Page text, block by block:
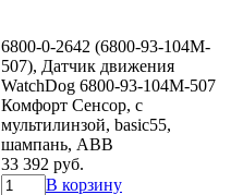
6800-0-2642 (6800-93-104M-
507), Датчик движения
WatchDog 6800-93-104M-507
Комфорт Сенсор, с
мультилинзой, basic55,
шампань, ABB
33 392 руб.
В корзину